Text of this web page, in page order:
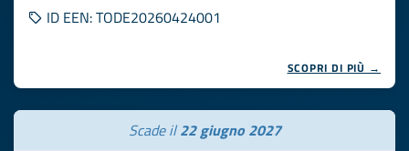
ID EEN: TODE20260424001
SCOPRI DI PIÙ →
Scade il22 giugno 2027